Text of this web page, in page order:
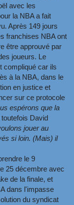
avec les
la NBA a fait
Après 149 jours
franchises NBA ont
être approuvé par
joueurs. Le
compliqué car ils
à la NBA, dans le
en justice et
sur ce protocole
espérons que la
David
jouer au
si loin. (Mais) il
le 9
25 décembre avec
de la finale, et
dans l'impasse
du syndicat